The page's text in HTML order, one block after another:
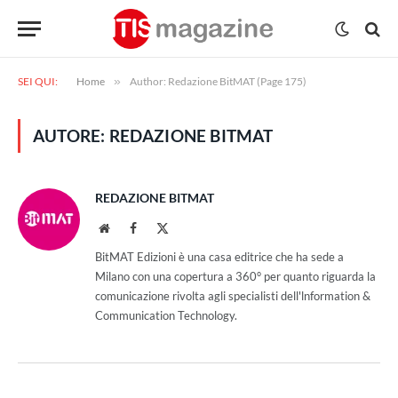
SEI QUI: Home » Author: Redazione BitMAT (Page 175)
AUTORE: REDAZIONE BITMAT
REDAZIONE BITMAT
WebsiteFacebook
BitMAT Edizioni è una casa editrice che ha sede a
Milano con una copertura a 360° per quanto riguarda la
comunicazione rivolta agli specialisti dell'lnformation &
Communication Technology.